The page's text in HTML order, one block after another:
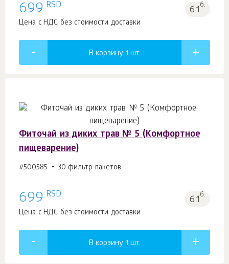
699 RSD 6.1б.
Цена с НДС без стоимости доставки
В корзину 1 шт.
Фиточай из диких трав № 5 (Комфортное
пищеварение)
#500585 30 фильтр-пакетов
699 RSD 6.1б.
Цена с НДС без стоимости доставки
В корзину 1 шт.